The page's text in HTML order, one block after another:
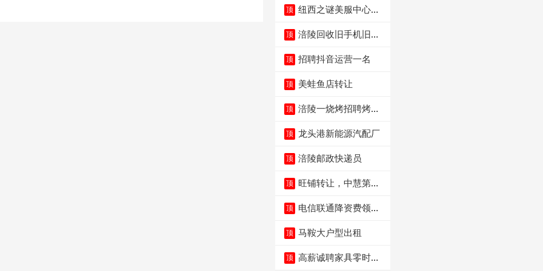
顶 纽西之谜美服中心招
顶 涪陵回收旧手机旧电
顶 招聘抖音运营一名
顶 美蛙鱼店转让
顶 涪陵一烧烤招聘烤工
顶 龙头港新能源汽配厂
顶 涪陵邮政快递员
顶 旺铺转让，中慧第一
顶 电信联通降资费领价
顶 马鞍大户型出租
顶 高薪诚聘家具零时促